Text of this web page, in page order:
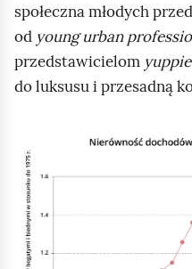
społeczna młodych
od young urban
przedstawicielom
do luksusu i przesadną